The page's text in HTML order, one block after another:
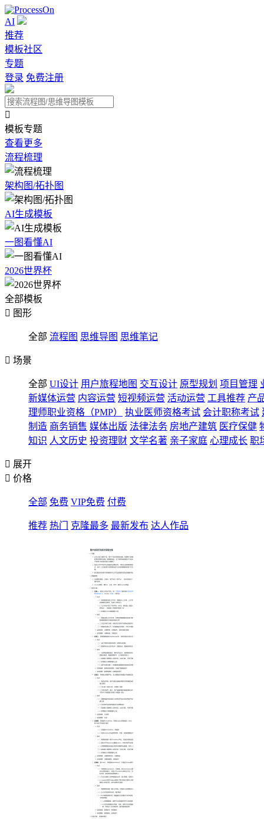
AI
推荐
模板社区
专题
登录 免费注册

模板专题
查看更多
流程梳理
架构图/拓扑图
AI生成模板
一图看懂AI
2026世界杯
全部模板
 图形
全部 流程图 思维导图 思维笔记
 场景
全部 UI设计 用户旅程地图 交互设计 原型规划 项目管理
新媒体运营 内容运营 短视频运营 活动运营 工具推荐 产
理师职业资格（PMP）
执业医师资格考试 会计职称考试
制造 商务销售 媒体出版 法律法务 房地产建筑 医疗保健
知识 人文历史 投资理财 文学名著 亲子家庭 心理成长 职
 展开
 价格
全部 免费 VIP免费 付费
推荐 热门 克隆最多 最新发布 达人作品